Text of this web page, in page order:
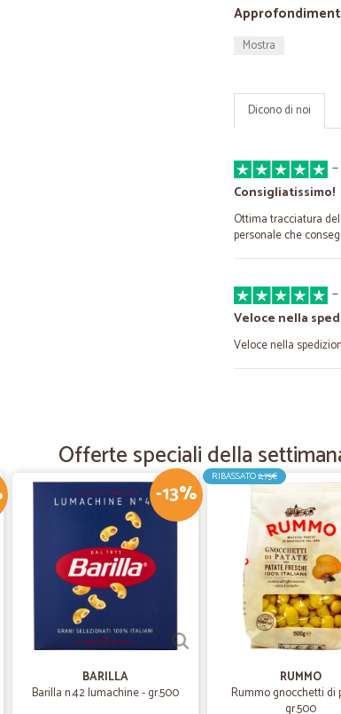
Mostra
Dicono di noi
—
Consigliatissimo!
Ottima tracciatura
personale che
—
Veloce nella
Veloce nella
Prezzo molto
Prodotti di qualità
Prodotti di qualità ,
—
Ottimo
Tutto come foto e
Offerte speciali della
-13%
BARILLA
Barilla n.42 lumachine - gr.500
RIBASSATO2,75€
RUMMO
Rummo gnocchetti di
gr.500